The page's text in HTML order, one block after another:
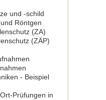
und -schild
Röntgen
(ZA)
(ZÄP)
- Beispiel
Prüfungen in